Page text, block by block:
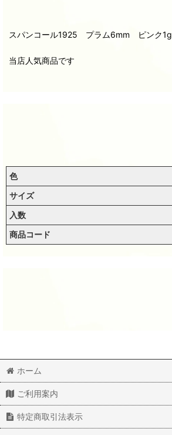
スパンコール1925 プラム6mm ピンク1g
当店人気商品です
色
サイズ
入数
商品コード
ホーム
ご利用案内
特定商取引法表示